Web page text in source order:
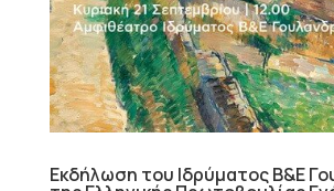
Εκδήλωση του Ιδρύματος Β&Ε